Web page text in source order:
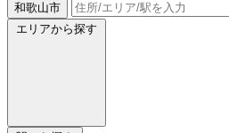
和歌山市
エリアから探す